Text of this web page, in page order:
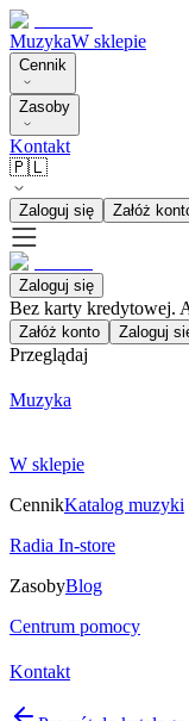
MuzykaW sklepie
Cennik
Zasoby
Kontakt
🇵🇱
Zaloguj się Załóż
Zaloguj się
Bez karty kredytowej.
Załóż konto Zaloguj
Przeglądaj
Muzyka
W sklepie
CennikKatalog muzyki
Radia In-store
ZasobyBlog
Centrum pomocy
Kontakt